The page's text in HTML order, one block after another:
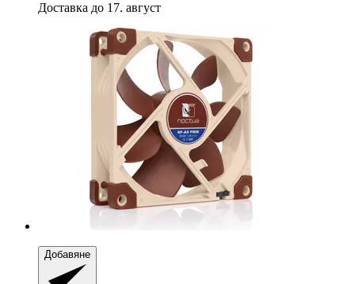
Доставка до 17. август
Добавяне